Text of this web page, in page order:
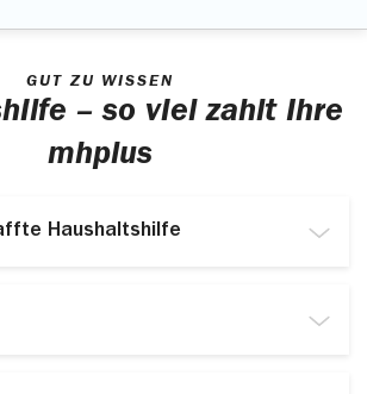
GUT ZU WISSEN
– so viel zahlt Ihre
mhplus
Haushaltshilfe
98,00 Euro.